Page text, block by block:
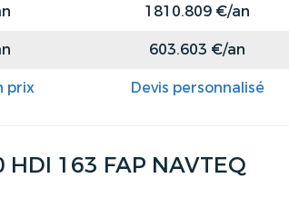
1810.809 €/an
603.603 €/an
prix Devis personnalisé
HDI 163 FAP NAVTEQ